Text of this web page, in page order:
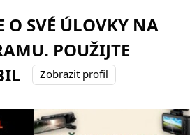
O SVÉ ÚLOVKY NA
POUŽIJTE
Zobrazit profil